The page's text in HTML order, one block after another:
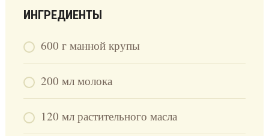
ИНГРЕДИЕНТЫ
600 г манной крупы
200 мл молока
120 мл растительного масла